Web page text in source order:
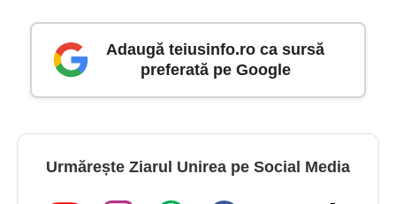
Adaugă teiusinfo.ro ca sursă
preferată pe Google
Urmărește Ziarul Unirea pe Social Media